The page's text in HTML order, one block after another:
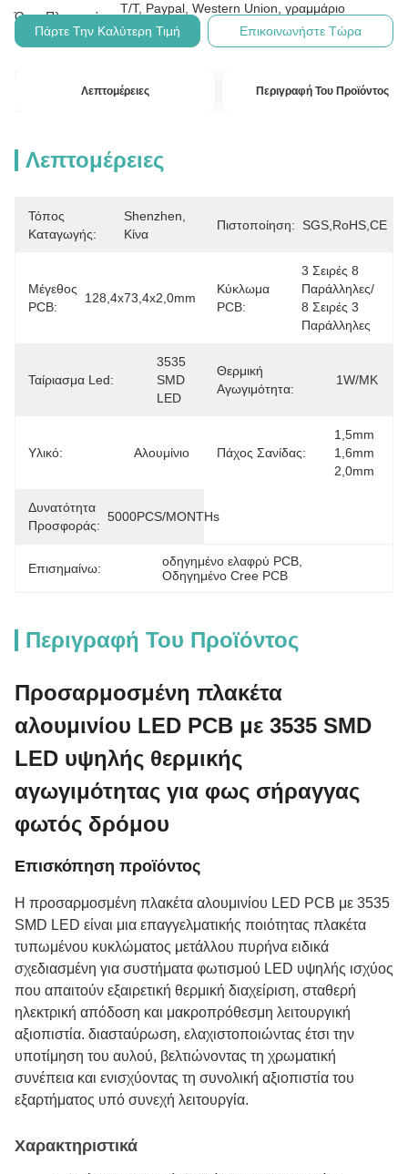
Όροι Πληρωμής:
T/T, Paypal, Western Union, γραμμάριο
Πάρτε Την Καλύτερη Τιμή Επικοινωνήστε Τώρα
Λεπτομέρειες Περιγραφή Του Προϊόντος
Λεπτομέρειες
Τόπος
Καταγωγής:
Shenzhen,
Κίνα
Πιστοποίηση: SGS,RoHS,CE
Μέγεθος
PCB:
128,4x73,4x2,0mm
Κύκλωμα
PCB:
3 Σειρές 8
Παράλληλες/
8 Σειρές 3
Παράλληλες
Ταίριασμα Led:
3535
SMD
LED
Θερμική
Αγωγιμότητα:
1W/MK
Υλικό: Αλουμίνιο Πάχος Σανίδας:
1,5mm
1,6mm
2,0mm
Δυνατότητα
Προσφοράς:
5000PCS/MONTHs
Επισημαίνω: οδηγημένο ελαφρύ PCB
Οδηγημένο Cree PCB
Περιγραφή Του Προϊόντος
Προσαρμοσμένη πλακέτα
αλουμινίου LED PCB με 3535 SMD
LED υψηλής θερμικής
αγωγιμότητας για φως σήραγγας
φωτός δρόμου
Επισκόπηση προϊόντος
Η προσαρμοσμένη πλακέτα αλουμινίου LED PCB με 3535
SMD LED είναι μια επαγγελματικής ποιότητας πλακέτα
τυπωμένου κυκλώματος μετάλλου πυρήνα ειδικά
σχεδιασμένη για συστήματα φωτισμού LED υψηλής ισχύος
που απαιτούν εξαιρετική θερμική διαχείριση, σταθερή
ηλεκτρική απόδοση και μακροπρόθεσμη λειτουργική
αξιοπιστία. διασταύρωση, ελαχιστοποιώντας έτσι την
υποτίμηση του αυλού, βελτιώνοντας τη χρωματική
συνέπεια και ενισχύοντας τη συνολική αξιοπιστία του
εξαρτήματος υπό συνεχή λειτουργία.
Χαρακτηριστικά